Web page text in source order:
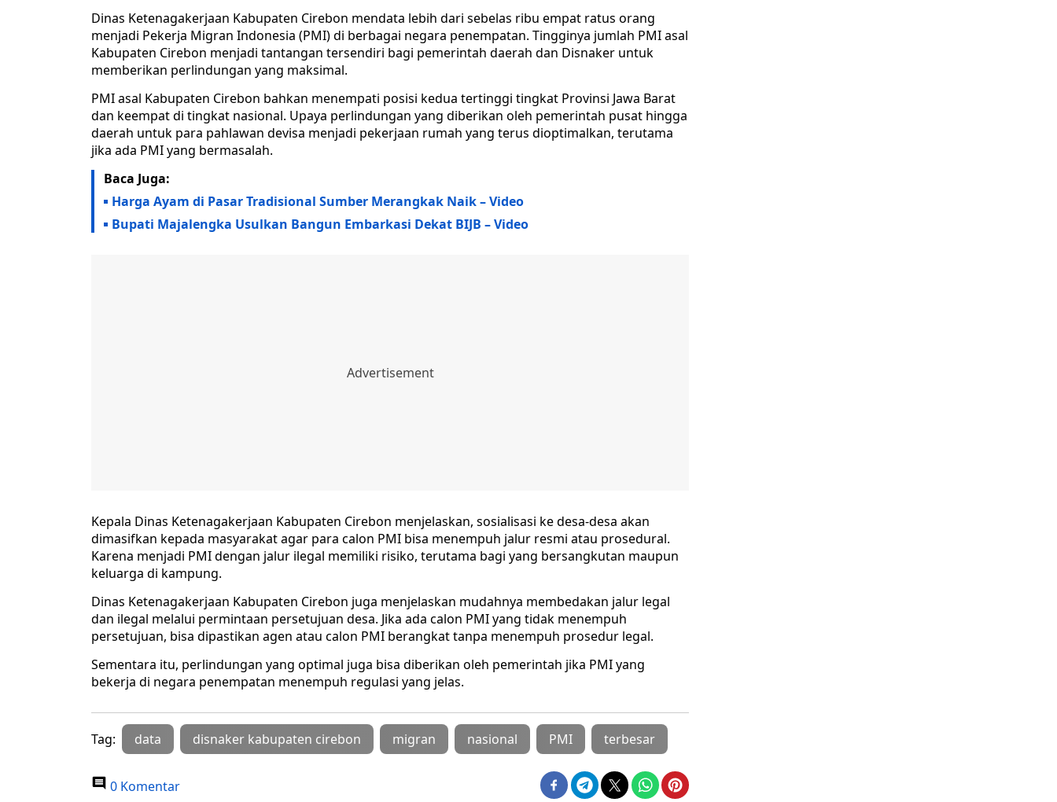
Dinas Ketenagakerjaan Kabupaten Cirebon mendata lebih dari sebelas ribu empat ratus orang
menjadi Pekerja Migran Indonesia (PMI) di berbagai negara penempatan. Tingginya jumlah PMI asal
Kabupaten Cirebon menjadi tantangan tersendiri bagi pemerintah daerah dan Disnaker untuk
memberikan perlindungan yang maksimal.
PMI asal Kabupaten Cirebon bahkan menempati posisi kedua tertinggi tingkat Provinsi Jawa Barat
dan keempat di tingkat nasional. Upaya perlindungan yang diberikan oleh pemerintah pusat hingga
daerah untuk para pahlawan devisa menjadi pekerjaan rumah yang terus dioptimalkan, terutama
jika ada PMI yang bermasalah.
Baca Juga:
Harga Ayam di Pasar Tradisional Sumber Merangkak Naik – Video
Bupati Majalengka Usulkan Bangun Embarkasi Dekat BIJB – Video
Kepala Dinas Ketenagakerjaan Kabupaten Cirebon menjelaskan, sosialisasi ke desa-desa akan
dimasifkan kepada masyarakat agar para calon PMI bisa menempuh jalur resmi atau prosedural.
Karena menjadi PMI dengan jalur ilegal memiliki risiko, terutama bagi yang bersangkutan maupun
keluarga di kampung.
Dinas Ketenagakerjaan Kabupaten Cirebon juga menjelaskan mudahnya membedakan jalur legal
dan ilegal melalui permintaan persetujuan desa. Jika ada calon PMI yang tidak menempuh
persetujuan, bisa dipastikan agen atau calon PMI berangkat tanpa menempuh prosedur legal.
Sementara itu, perlindungan yang optimal juga bisa diberikan oleh pemerintah jika PMI yang
bekerja di negara penempatan menempuh regulasi yang jelas.
Tag: data disnaker kabupaten cirebon migran nasional PMI terbesar
0 Komentar